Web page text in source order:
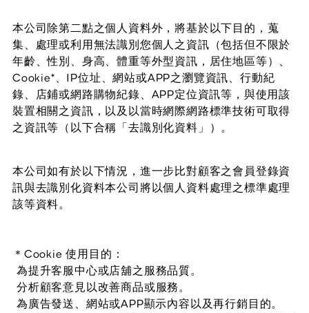
本公司除第二點之個人資料外，將基於以下目的，蒐
集、處理或利用無法識別您個人之資訊（包括但不限於
年齡、性別、身高、體重等外型資訊，居住地區等）、
Cookie*、IP位址、網站或APP之瀏覽資訊、行動紀
錄、店鋪或網路購物紀錄、APP定位資訊等，與使用該
裝置相關之資訊，以及以當時網際網路標準技術可取得
之資訊等（以下合稱「去識別化資料」）。
本公司如有於以下情況，進一步比對顧客之會員登錄資
訊與去識別化資料本公司將以個人資料處理之標準處理
該等資料。
＊ Cookie 使用目的：
為提升客服中心或店舖之服務品質。
分析顧客意見以改善商品或服務。
為廣告發送、網站或APP顯示內容以及再行銷目的。